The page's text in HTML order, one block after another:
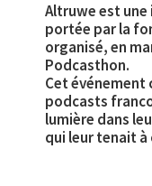
Altruwe est
portée par la
organisé, en
Podcasthon.
Cet événement
podcasts
lumière dans
qui leur tenait